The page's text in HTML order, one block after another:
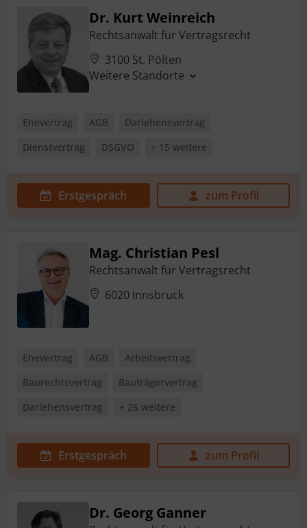
Dr. Kurt Weinreich
Rechtsanwalt für Vertragsrecht
3100 St. Pölten
Weitere Standorte
Ehevertrag AGB
Darlehensvertrag
Dienstvertrag
DSGVO + 15 weitere
Erstgespräch zum Profil
Mag. Christian Pesl
Rechtsanwalt für Vertragsrecht
6020 Innsbruck
Ehevertrag AGB
Arbeitsvertrag
Baurechtsvertrag
Bauträgervertrag
Darlehensvertrag
+ 26 weitere
Erstgespräch zum Profil
Dr. Georg Ganner